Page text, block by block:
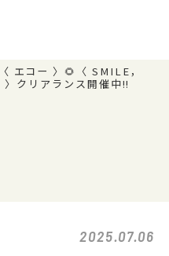
エコー 〉🌻〈 SMILE，
クリアランス開催中‼️
2025.07.06